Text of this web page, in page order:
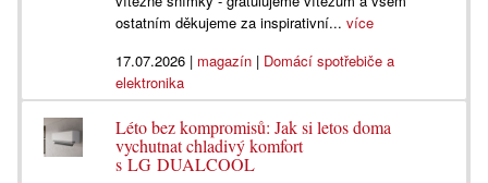
ostatním děkujeme za inspirativní...více
17.07.2026 | magazín | Domácí spotřebiče a
elektronika
Léto bez kompromisů: Jak si letos doma
vychutnat chladivý komfort
s LG DUALCOOL